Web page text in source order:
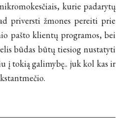
kurie padarytų
priversti žmones pereiti prie
pašto klientų programos, bei
būdas būtų tiesiog nustatyti
į tokią galimybę.. juk kol kas ir